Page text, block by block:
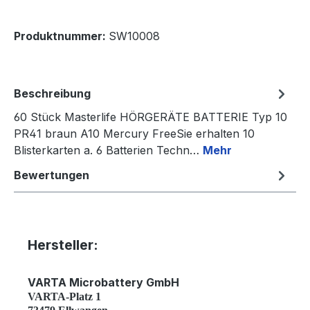
Produktnummer: SW10008
Beschreibung
60 Stück Masterlife HÖRGERÄTE BATTERIE Typ 10
PR41 braun A10 Mercury FreeSie erhalten 10
Blisterkarten a. 6 Batterien Techn… Mehr
Bewertungen
Hersteller:
VARTA Microbattery GmbH
VARTA-Platz 1